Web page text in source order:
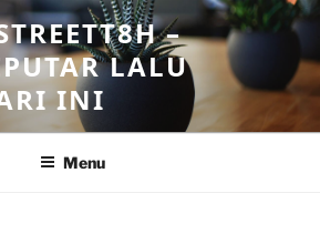
–
LALU
INI
Menu